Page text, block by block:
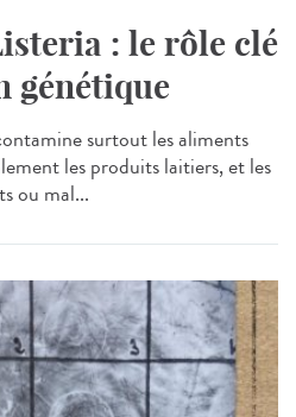
: le rôle clé
génétique
surtout les aliments
les produits laitiers, et les
ou mal...